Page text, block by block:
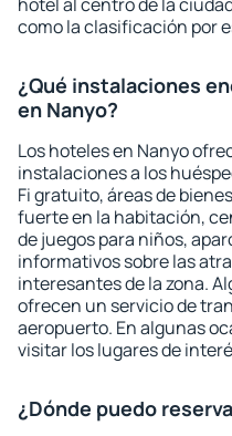
como la clasificación por
¿Qué instalaciones
en Nanyo?
Los hoteles en Nanyo
instalaciones a los
Fi gratuito, áreas de
fuerte en la habitación,
de juegos para niños,
informativos sobre las
interesantes de la zona.
ofrecen un servicio de
aeropuerto. En algunas
visitar los lugares de
¿Dónde puedo